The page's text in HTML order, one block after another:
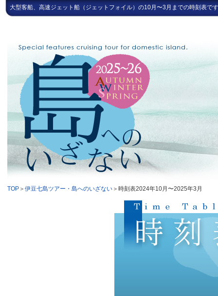
大型客船、高速ジェット船（ジェットフォイル）の10月〜3月までの時刻表で
TOP ＞ 伊豆七島ツアー・島へのいざない ＞時刻表2024年10月〜2025年3月